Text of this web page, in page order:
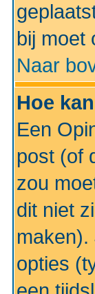
bij moet
Naar
Hoe
Een
post (of
zou
dit niet
opties